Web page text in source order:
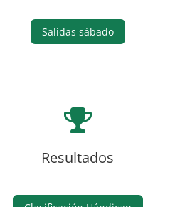
Salidas sábado
Resultados